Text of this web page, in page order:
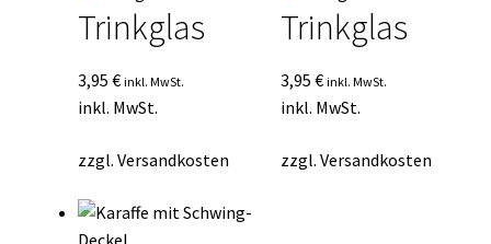
Trinkglas
3,95 € inkl. MwSt.
inkl. MwSt.
zzgl. Versandkosten
Trinkglas
3,95€ inkl. MwSt.
inkl. MwSt.
zzgl.Versandkosten